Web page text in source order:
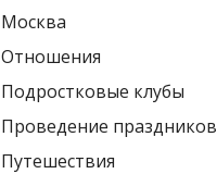
Москва
Отношения
Подростковые клубы
Проведение праздников
Путешествия